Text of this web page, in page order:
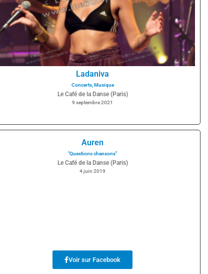
Ladaniva
Concerts, Musique
Le Café de la Danse (Paris)
9 septembre 2021
Voir sur Facebook
Auren
"Questions chansons"
Le Café de la Danse (Paris)
4 juin 2019